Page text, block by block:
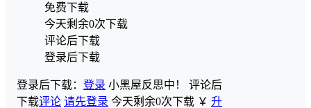
免费下载
今天剩余0次下载
评论后下载
登录后下载
登录后下载： 登录 小黑屋反思中！ 评论后
下载评论 请先登录 今天剩余0次下载 ￥ 升